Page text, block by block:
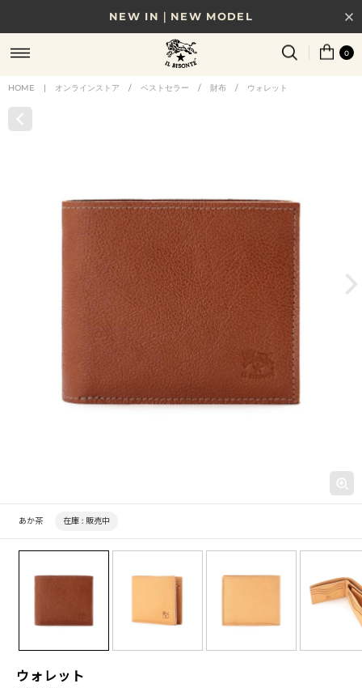
NEW IN｜NEW MODEL
8/17(月)10時まで｜税込11,000円以上で送料無料
贈る相手やシーンから選べる、新しいギフトガイド
0
HOME | オンラインストア / ベストセラー / 財布 / ウォレット
ウォレット
あか茶 在庫 : 販売中